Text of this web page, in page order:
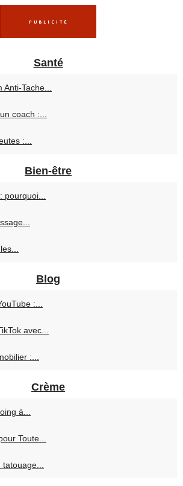
Santé
Anti-Tache...
coach :...
:...
Bien-être
pourquoi...
Blog
:...
avec...
:...
Crème
à...
Toute...
tatouage...